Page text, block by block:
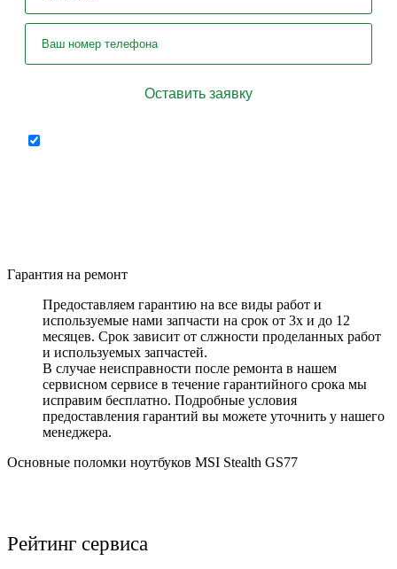
Гарантия на ремонт
Предоставляем гарантию на все виды работ и
используемые нами запчасти на срок от 3х и до 12
месяцев. Срок зависит от слжности проделанных работ
и используемых запчастей.
В случае неисправности после ремонта в нашем
сервисном сервисе в течение гарантийного срока мы
исправим бесплатно. Подробные условия
предоставления гарантий вы можете уточнить у нашего
менеджера.
Основные поломки ноутбуков MSI Stealth GS77
Рейтинг сервиса